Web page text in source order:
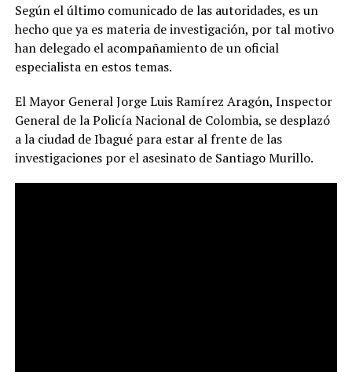
Según el último comunicado de las autoridades, es un
hecho que ya es materia de investigación, por tal motivo
han delegado el acompañamiento de un oficial
especialista en estos temas.
El Mayor General Jorge Luis Ramírez Aragón, Inspector
General de la Policía Nacional de Colombia, se desplazó
a la ciudad de Ibagué para estar al frente de las
investigaciones por el asesinato de Santiago Murillo.